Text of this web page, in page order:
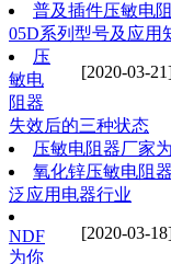
普及插件压敏电阻
05D系列型号及应用
[2020-03-
压
敏电
阻器
失效后的三种状态
压敏电阻器厂家
氧化锌压敏电阻
泛应用电器行业
[2020-03-
NDF
为你